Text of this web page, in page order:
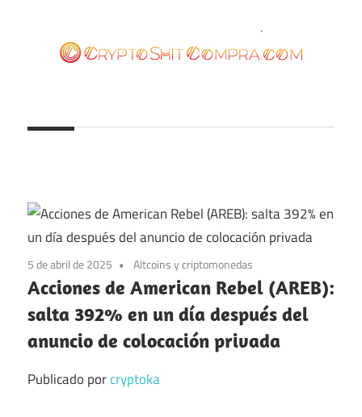
contenido
5 de abril de 2025 Altcoins y criptomonedas
Acciones de American Rebel (AREB):
salta 392% en un día después del
anuncio de colocación privada
Publicado porcryptoka